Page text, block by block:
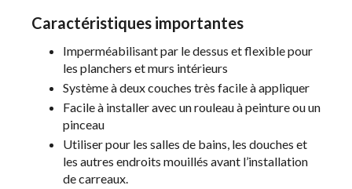
Caractéristiques importantes
Imperméabilisant par le dessus et flexible pour
les planchers et murs intérieurs
Système à deux couches très facile à appliquer
Facile à installer avec un rouleau à peinture ou un
pinceau
Utiliser pour les salles de bains, les douches et
les autres endroits mouillés avant l’installation
de carreaux.